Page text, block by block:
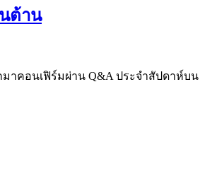
ต้าน
กมาคอนเฟิร์มผ่าน Q&A ประจำสัปดาห์บน